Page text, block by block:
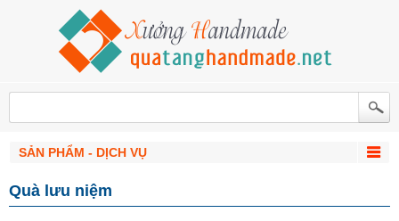
SẢN PHẨM - DỊCH VỤ
Quà lưu niệm